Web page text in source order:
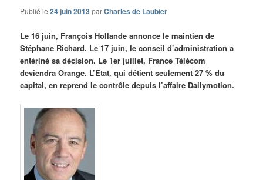
Publié le24 juin 2013 parCharles de Laubier
Le 16 juin, François Hollande annonce le maintien de
Stéphane Richard. Le 17 juin, le conseil d’administration a
entériné sa décision. Le 1er juillet, France Télécom
deviendra Orange. L’Etat, qui détient seulement 27 % du
capital, en reprend le contrôle depuis l’affaire Dailymotion.